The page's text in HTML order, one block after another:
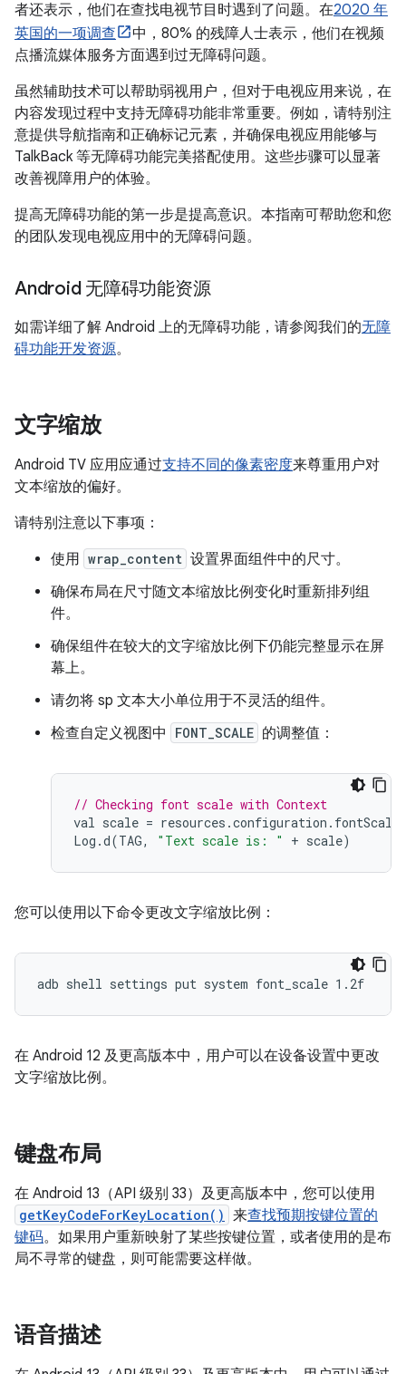
者还表示，他们在查找电视节目时遇到了问题。在2020 年
英国的一项调查
中，80% 的残障人士表示，他们在视频
点播流媒体服务方面遇到过无障碍问题。
虽然辅助技术可以帮助弱视用户，但对于电视应用来说，在
内容发现过程中支持无障碍功能非常重要。例如，请特别注
意提供导航指南和正确标记元素，并确保电视应用能够与
TalkBack 等无障碍功能完美搭配使用。这些步骤可以显著
改善视障用户的体验。
提高无障碍功能的第一步是提高意识。本指南可帮助您和您
的团队发现电视应用中的无障碍问题。
Android 无障碍功能资源
如需详细了解 Android 上的无障碍功能，请参阅我们的无障
碍功能开发资源。
文字缩放
Android TV 应用应通过支持不同的像素密度来尊重用户对
文本缩放的偏好。
请特别注意以下事项：
使用 wrap_content 设置界面组件中的尺寸。
确保布局在尺寸随文本缩放比例变化时重新排列组
件。
确保组件在较大的文字缩放比例下仍能完整显示在屏
幕上。
请勿将 sp 文本大小单位用于不灵活的组件。
检查自定义视图中
FONT_SCALE 的调整值：
// Checking font scale with Context
val scale = resources .configuration . fontScale
Log .d(TAG, "Text scale is: " + scale)
您可以使用以下命令更改文字缩放比例：
在 Android 12 及更高版本中，用户可以在设备设置中更改
文字缩放比例。
键盘布局
在 Android 13（API 级别 33）及更高版本中，您可以使用
getKeyCodeForKeyLocation() 来查找预期按键位置的
键码。如果用户重新映射了某些按键位置，或者使用的是布
局不寻常的键盘，则可能需要这样做。
语音描述